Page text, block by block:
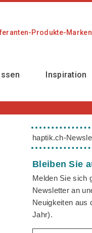
Produkte-Marken
Inspiration
haptik.ch-
Bleiben Sie
Melden Sie sich
Newsletter an
Neuigkeiten aus
Jahr).